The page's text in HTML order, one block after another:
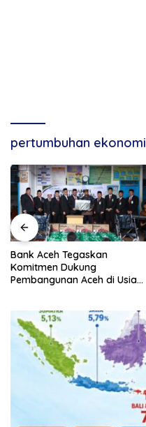
pertumbuhan ekonomi
Bank Aceh Tegaskan
Komitmen Dukung
Pembangunan Aceh di Usia